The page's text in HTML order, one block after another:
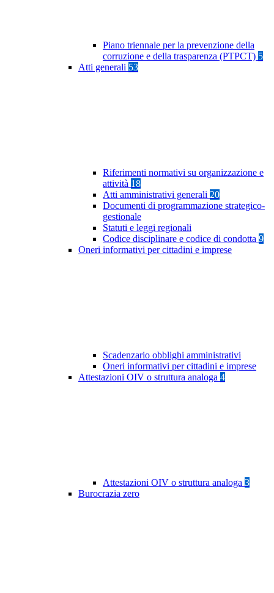
Piano triennale per la prevenzione della
corruzione e della trasparenza (PTPCT) 5
Atti generali 53
Riferimenti normativi su organizzazione e
attività 18
Atti amministrativi generali 20
Documenti di programmazione strategico-
gestionale
Statuti e leggi regionali
Codice disciplinare e codice di condotta 9
Oneri informativi per cittadini e imprese
Scadenzario obblighi amministrativi
Oneri informativi per cittadini e imprese
Attestazioni OIV o struttura analoga 4
Attestazioni OIV o struttura analoga 3
Burocrazia zero